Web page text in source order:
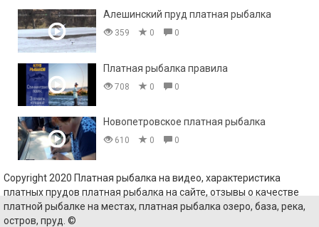
Алешинский пруд платная рыбалка
359 0 0
Платная рыбалка правила
708 0 0
Новопетровское платная рыбалка
610 0 0
Copyright 2020 Платная рыбалка на видео, характеристика
платных прудов платная рыбалка на сайте, отзывы о качестве
платной рыбалке на местах, платная рыбалка озеро, база, река,
остров, пруд. ©